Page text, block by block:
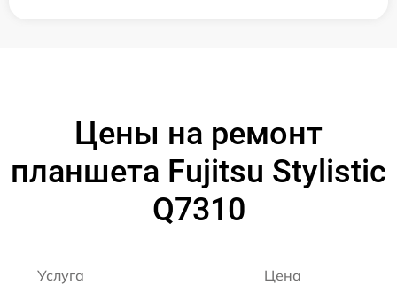
Цены на ремонт
планшета Fujitsu Stylistic
Q7310
Услуга Цена